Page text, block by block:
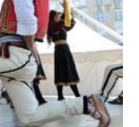
MONDO INC.
Impressum
Kontakt
Marketing
Politika o kolačićima